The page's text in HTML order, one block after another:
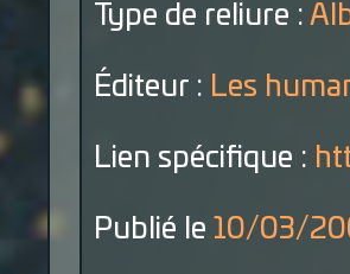
Type de reliure :
Éditeur : Les
Lien spécifique :
Publié le 10/03/